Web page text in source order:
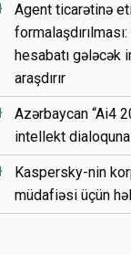
Agent ticarətinə
hesabatı gələcək
araşdırır
Azərbaycan “Ai4
intellekt
Kaspersky-nin
müdafiəsi üçün